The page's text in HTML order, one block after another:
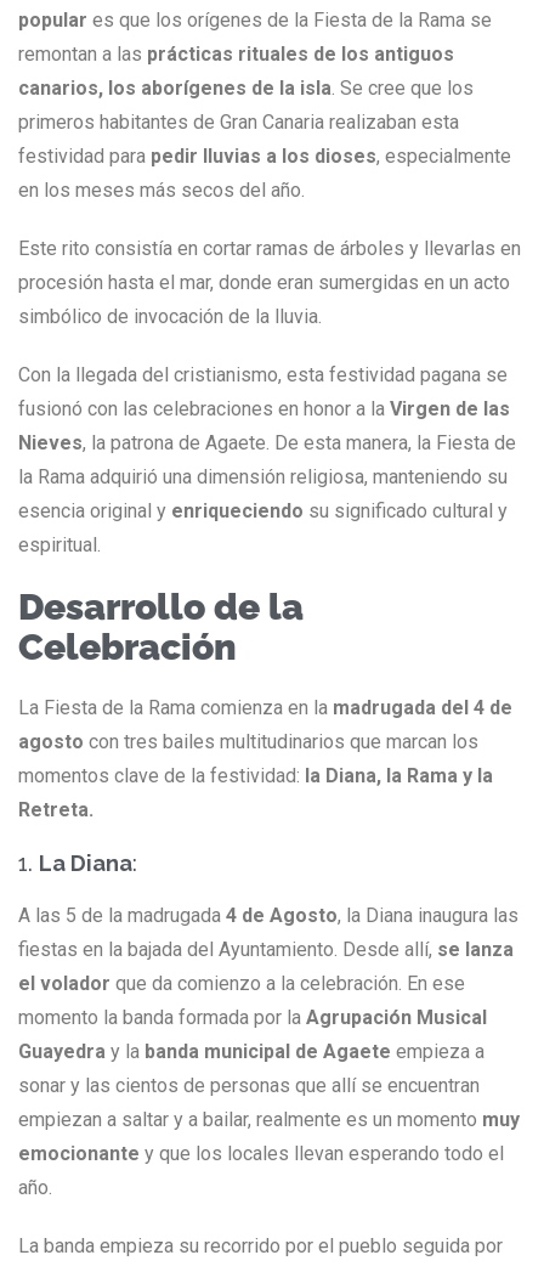
popular es que los orígenes de la Fiesta de la Rama se
remontan a las prácticas rituales de los antiguos
canarios, los aborígenes de la isla. Se cree que los
primeros habitantes de Gran Canaria realizaban esta
festividad para pedir lluvias a los dioses, especialmente
en los meses más secos del año.
Este rito consistía en cortar ramas de árboles y llevarlas en
procesión hasta el mar, donde eran sumergidas en un acto
simbólico de invocación de la lluvia.
Con la llegada del cristianismo, esta festividad pagana se
fusionó con las celebraciones en honor a la Virgen de las
Nieves, la patrona de Agaete. De esta manera, la Fiesta de
la Rama adquirió una dimensión religiosa, manteniendo su
esencia original y enriqueciendo su significado cultural y
espiritual.
Desarrollo de la
Celebración
La Fiesta de la Rama comienza en la madrugada del 4 de
agosto con tres bailes multitudinarios que marcan los
momentos clave de la festividad: la Diana, la Rama y la
Retreta.
1. La Diana:
A las 5 de la madrugada 4 de Agosto, la Diana inaugura las
fiestas en la bajada del Ayuntamiento. Desde allí, se lanza
el volador que da comienzo a la celebración. En ese
momento la banda formada por la Agrupación Musical
Guayedra y la banda municipal de Agaete empieza a
sonar y las cientos de personas que allí se encuentran
empiezan a saltar y a bailar, realmente es un momento muy
emocionante y que los locales llevan esperando todo el
año.
La banda empieza su recorrido por el pueblo seguida por